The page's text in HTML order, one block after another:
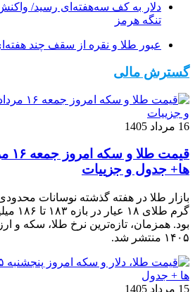
دلار به کف سه‌هفته‌ای رسید/
تنگه هرمز
عبور طلا و نقره از سقف چند
گسترش مالی
16 مرداد 1405
ها+ جدول و جزییات
بازار طلا در هفته گذشته نوسانات
گرم
۱۴۰۵ منتشر شد.
15 مرداد 1405